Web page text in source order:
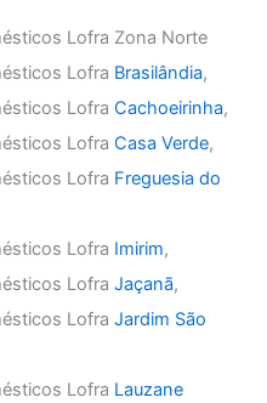
Lofra Zona Norte
Lofra Brasilândia,
LofraCachoeirinha,
LofraCasa Verde,
Lofra Freguesia do
Lofra Imirim,
LofraJaçanã,
LofraJardim São
Lofra Lauzane